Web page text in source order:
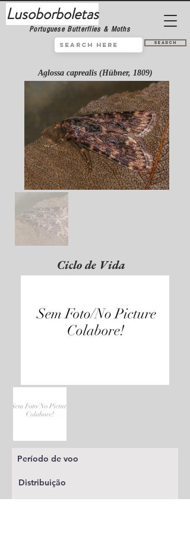
Lusoborboletas
Portuguese Butterflies & Moths
Search
Aglossa caprealis (Hübner, 1809)
Ciclo de Vida
Período de voo
Distribuição